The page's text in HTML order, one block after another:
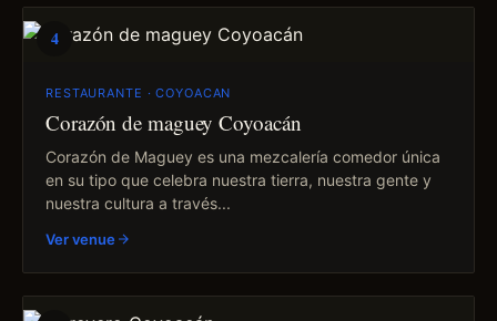
4
RESTAURANTE · COYOACAN
Corazón de maguey Coyoacán
Corazón de Maguey es una mezcalería comedor única
en su tipo que celebra nuestra tierra, nuestra gente y
nuestra cultura a través...
Ver venue